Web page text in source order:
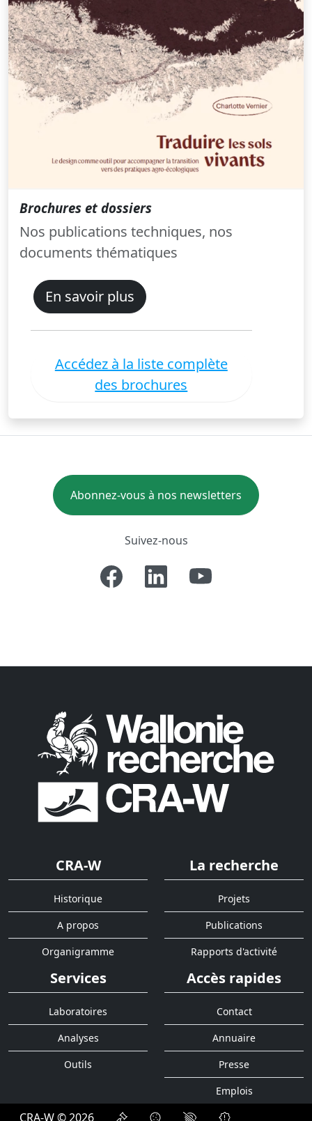
Brochures et dossiers
Nos publications techniques, nos
documents thématiques
En savoir plus
Accédez à la liste complète
des brochures
Abonnez-vous à nos newsletters
Suivez-nous
CRA-W
Historique
A propos
Organigramme
La recherche
Projets
Publications
Rapports d'activité
Services
Laboratoires
Analyses
Outils
Accès rapides
Contact
Annuaire
Presse
Emplois
CRA-W © 2026